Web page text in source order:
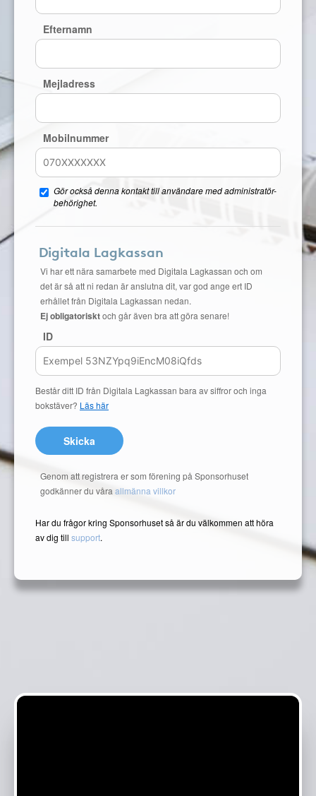
Efternamn
Mejladress
Mobilnummer
Gör också denna kontakt till användare med administratör-
behörighet.
Digitala Lagkassan
Vi har ett nära samarbete med Digitala Lagkassan och om
det är så att ni redan är anslutna dit, var god ange ert ID
erhållet från Digitala Lagkassan nedan.
Ej obligatorisktoch går även bra att göra senare!
ID
Består ditt ID från Digitala Lagkassan bara av siffror och inga
bokstäver? Läs här
Skicka
Genom att registrera er som förening på Sponsorhuset
godkänner du våra allmänna villkor
Har du frågor kring Sponsorhuset så är du välkommen att höra
av dig till support.